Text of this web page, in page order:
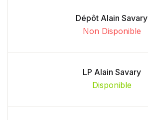
Dépôt Alain Savary
Non Disponible
LP Alain Savary
Disponible